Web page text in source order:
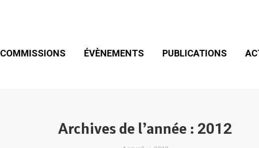
COMMISSIONS ÉVÈNEMENTS PUBLICATIONS
Archives de l’année : 2012